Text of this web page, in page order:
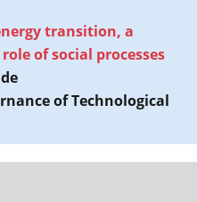
transition, a
of social processes
of Technological